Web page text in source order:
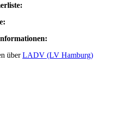
überLADV (LV Hamburg)